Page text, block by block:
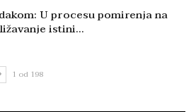
U procesu pomirenja na
istini…
1 od 198